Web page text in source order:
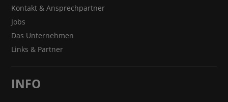
Kontakt & Ansprechpartner
Jobs
Das Unternehmen
Links & Partner
INFO